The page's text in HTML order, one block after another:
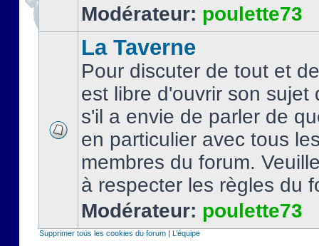
Modérateur: poulette73
La Taverne
Pour discuter de tout et
est libre d'ouvrir son sujet
s'il a envie de parler de
en particulier avec tous
membres du forum.
à respecter les règles du
Modérateur: poulette73
Supprimer tous les cookies du forum | L’équipe